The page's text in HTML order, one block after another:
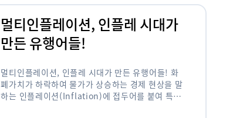
멀티인플레이션, 인플레 시대가
만든 유행어들!
멀티인플레이션, 인플레 시대가 만든 유행어들! 화
폐가치가 하락하여 물가가 상승하는 경제 현상을 말
하는 인플레이션(Inflation)에 접두어를 붙여 특정